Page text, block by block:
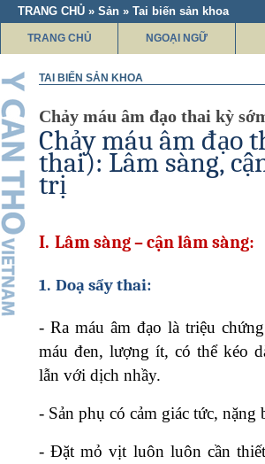
TRANG CHỦ » Sản » Tai biến sản khoa
TRANG CHỦ NGOẠI NGỮ
TAI BIẾN SẢN KHOA
Chảy máu âm đạo thai kỳ
Chảy máu âm đạo
thai): Lâm sàng,
trị
I. Lâm sàng – cận lâm sàng:
1. Doạ sẩy thai:
- Ra máu âm đạo là triệu
máu đen, lượng ít, có thể kéo
lẫn với dịch nhầy.
- Sản phụ có cảm giác tức,
- Đặt mỏ vịt luôn luôn cần